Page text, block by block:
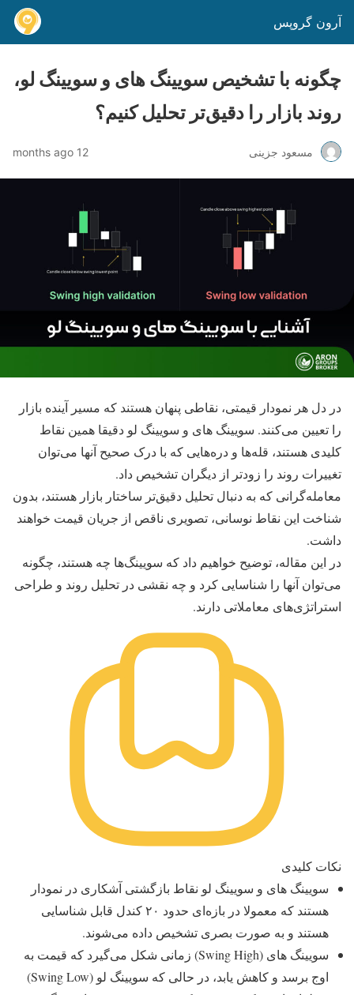
آرون گروپس
چگونه با تشخیص سویینگ های و سویینگ لو،
روند بازار را دقیق‌تر تحلیل کنیم؟
مسعود جزینی 12 months ago
در دل هر نمودار قیمتی، نقاطی پنهان هستند که مسیر آینده بازار
را تعیین می‌کنند. سویینگ های و سویینگ لو دقیقا همین نقاط
کلیدی هستند، قله‌ها و دره‌هایی که با درک صحیح آنها می‌توان
تغییرات روند را زودتر از دیگران تشخیص داد.
معامله‌گرانی که به دنبال تحلیل دقیق‌تر ساختار بازار هستند، بدون
شناخت این نقاط نوسانی، تصویری ناقص از جریان قیمت خواهند
داشت.
در این مقاله، توضیح خواهیم داد که سویینگ‌ها چه هستند، چگونه
می‌توان آنها را شناسایی کرد و چه نقشی در تحلیل روند و طراحی
استراتژی‌های معاملاتی دارند.
نکات کلیدی
سویینگ های و سویینگ لو نقاط بازگشتی آشکاری در نمودار
هستند که معمولا در بازه‌ای حدود ۲۰ کندل قابل شناسایی‌
هستند و به صورت بصری تشخیص داده می‌شوند.
سویینگ های (Swing High) زمانی شکل می‌گیرد که قیمت به
اوج برسد و کاهش یابد، در حالی که سویینگ لو (Swing Low)